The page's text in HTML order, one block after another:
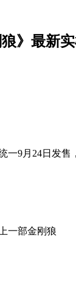
》最新
一9月24日发售
一部金刚狼